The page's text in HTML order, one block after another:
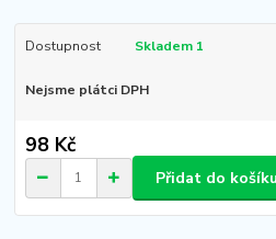
Dostupnost Skladem 1
Nejsme plátci DPH
98 Kč
Přidat do košíku